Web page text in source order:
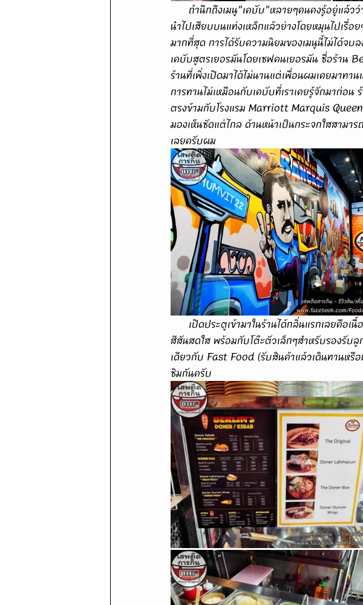
ถ้านึกถึงเมนู"เคบับ"หลายๆคนคงรู้อยู่แล้ว
นำไปเสียบบนแท่งเหล็กแล้วย่างโดยหมุนไปเรื่อ
มากที่สุด การได้รับความนิยมของเมนูนี้ไม่ได้จบล
เคบับสูตรเยอรมันโดยเชฟคนเยอรมัน ชื่อร้าน
ร้านที่เพิ่งเปิดมาได้ไม่นานแต่เพื่อนผมเคยมาทา
การทานไม่เหมือนกับเคบับที่เราเคยรู้จักมาก่อ
ตรงข้ามกับโรงแรม Marriott Marquis
มองเห็นชัดแต่ไกล ด้านหน้าเป็นกระจกใสสามา
เลยครับผม
สีสันสดใส พร้อมกับโต๊ะตัวเล็กๆสำหรับรองรับลู
เดียวกับ Fast Food (รับสินค้าแล้วเดินทานหรื
ชิมกันครับ